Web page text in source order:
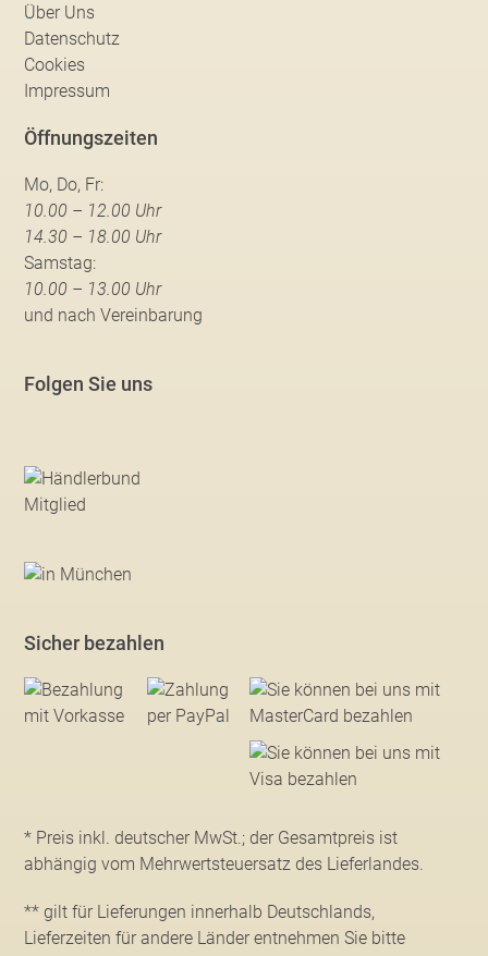
Über Uns
Datenschutz
Cookies
Impressum
Öffnungszeiten
Mo, Do, Fr:
10.00 – 12.00 Uhr
14.30 – 18.00 Uhr
Samstag:
10.00 – 13.00 Uhr
und nach Vereinbarung
Folgen Sie uns
Sicher bezahlen
* Preis inkl. deutscher MwSt.; der Gesamtpreis ist
abhängig vom Mehrwertsteuersatz des Lieferlandes.
** gilt für Lieferungen innerhalb Deutschlands,
Lieferzeiten für andere Länder entnehmen Sie bitte